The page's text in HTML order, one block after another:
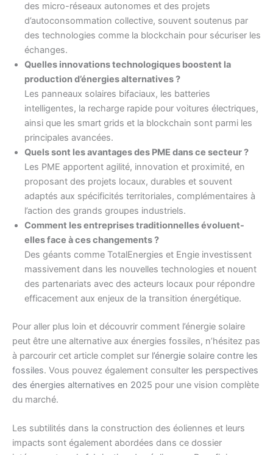
des micro-réseaux autonomes et des projets
d’autoconsommation collective, souvent soutenus par
des technologies comme la blockchain pour sécuriser les
échanges.
Quelles innovations technologiques boostent la
production d’énergies alternatives ?
Les panneaux solaires bifaciaux, les batteries
intelligentes, la recharge rapide pour voitures électriques,
ainsi que les smart grids et la blockchain sont parmi les
principales avancées.
Quels sont les avantages des PME dans ce secteur ?
Les PME apportent agilité, innovation et proximité, en
proposant des projets locaux, durables et souvent
adaptés aux spécificités territoriales, complémentaires à
l’action des grands groupes industriels.
Comment les entreprises traditionnelles évoluent-
elles face à ces changements ?
Des géants comme TotalEnergies et Engie investissent
massivement dans les nouvelles technologies et nouent
des partenariats avec des acteurs locaux pour répondre
efficacement aux enjeux de la transition énergétique.
Pour aller plus loin et découvrir comment l’énergie solaire
peut être une alternative aux énergies fossiles, n’hésitez pas
à parcourir cet article complet sur l’énergie solaire contre les
fossiles. Vous pouvez également consulter les perspectives
des énergies alternatives en 2025 pour une vision complète
du marché.
Les subtilités dans la construction des éoliennes et leurs
impacts sont également abordées dans ce dossier